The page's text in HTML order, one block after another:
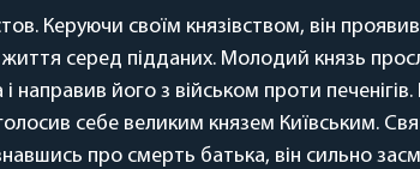
Керуючи своїм князівством, він
серед підданих. Молодий князь
його з військом проти
себе великим князем Київським.
про смерть батька, він сильно